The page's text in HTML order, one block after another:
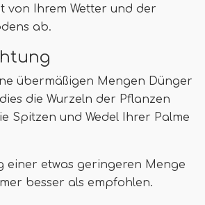
von Ihrem Wetter und der
ab.
übermäßigen Mengen Dünger
die Wurzeln der Pflanzen
Spitzen und Wedel Ihrer Palme
einer etwas geringeren Menge
besser als empfohlen.